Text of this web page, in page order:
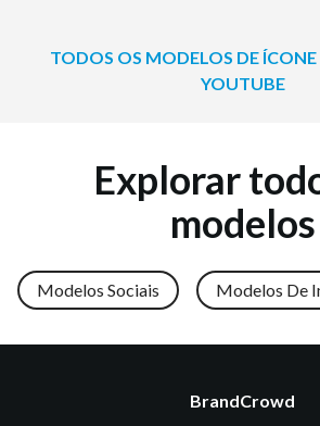
TODOS OS MODELOS DE
YOUTUBE
Explorar
modelos
Modelos Sociais Modelos De
BrandCrowd